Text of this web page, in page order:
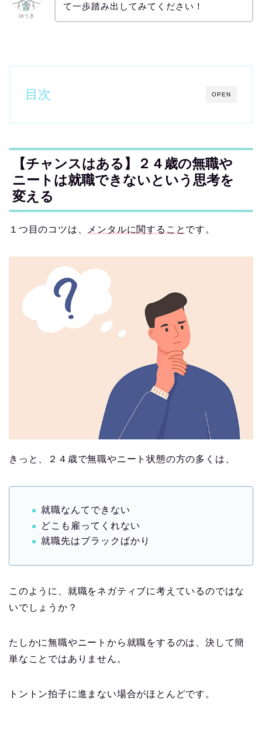
ゆうき
て一歩踏み出してみてください！
OPEN
目次
【チャンスはある】２４歳の無職や
ニートは就職できないという思考を
変える
１つ目のコツは、 メンタルに関すること です。
きっと、２４歳で無職やニート状態の方の多くは、
就職なんてできない
どこも雇ってくれない
就職先はブラックばかり
このように、就職をネガティブに考えているのではな
いでしょうか？
たしかに無職やニートから就職をするのは、決して簡
単なことではありません。
トントン拍子に進まない場合がほとんどです。